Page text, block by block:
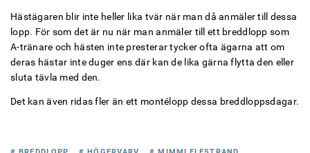
Hästägaren blir inte heller lika tvär när man då anmäler till dessa
lopp. För som det är nu när man anmäler till ett breddlopp som
A-tränare och hästen inte presterar tycker ofta ägarna att om
deras hästar inte duger ens där kan de lika gärna flytta den eller
sluta tävla med den.
Det kan även ridas fler än ett montélopp dessa breddloppsdagar.